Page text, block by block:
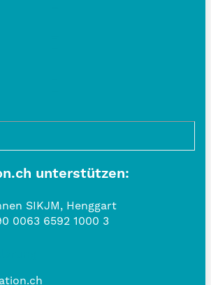
unterstützen:
SIKJM, Henggart
0063 6592 1000 3